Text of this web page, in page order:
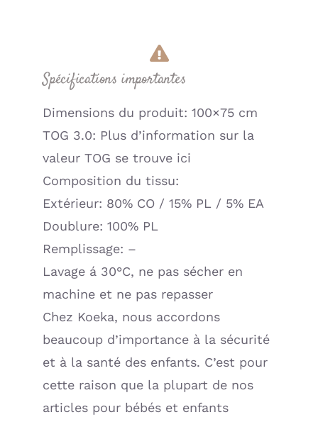
Spécifications importantes
Dimensions du produit: 100×75 cm
TOG 3.0: Plus d’information sur la
valeur TOG se trouve ici
Composition du tissu:
Extérieur: 80% CO / 15% PL / 5% EA
Doublure: 100% PL
Remplissage: –
Lavage á 30°C, ne pas sécher en
machine et ne pas repasser
Chez Koeka, nous accordons
beaucoup d’importance à la sécurité
et à la santé des enfants. C’est pour
cette raison que la plupart de nos
articles pour bébés et enfants